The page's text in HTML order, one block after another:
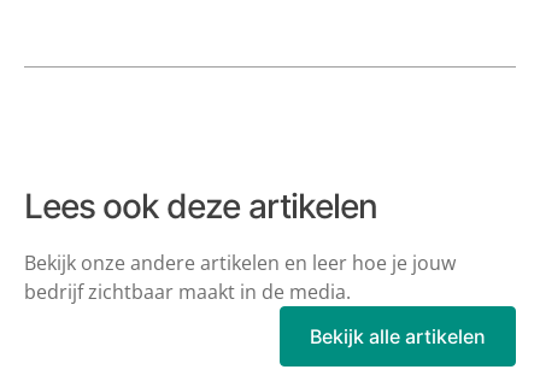
Lees ook deze artikelen
Bekijk onze andere artikelen en leer hoe je jouw
bedrijf zichtbaar maakt in de media.
Bekijk alle artikelen